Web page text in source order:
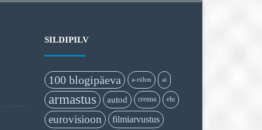
SILDIPILV
100 blogipäeva a-rühm ai
armastus autod crenna elu
eurovisioon filmiarvustus